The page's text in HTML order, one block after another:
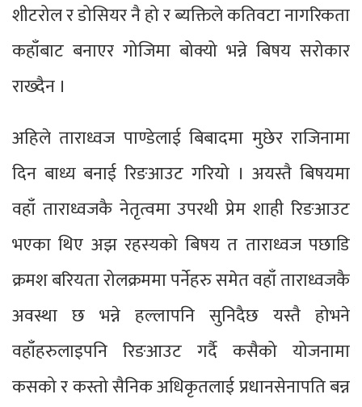
शीटरोल र डोसियर नै हो र ब्यक्तिले कतिवटा नागरिकता
कहाँबाट बनाएर गोजिमा बोक्यो भन्ने बिषय सरोकार
राख्दैन ।
अहिले ताराध्वज पाण्डेलाई बिबादमा मुछेर राजिनामा
दिन बाध्य बनाई रिङआउट गरियो । अयस्तै बिषयमा
वहाँ ताराध्वजकै नेतृत्वमा उपरथी प्रेम शाही रिङआउट
भएका थिए अझ रहस्यको बिषय त ताराध्वज पछाडि
क्रमश बरियता रोलक्रममा पर्नेहरु समेत वहाँ ताराध्वजकै
अवस्था छ भन्ने हल्लापनि सुनिदैछ यस्तै होभने
वहाँहरुलाइपनि रिङआउट गर्दै कसैको योजनामा
कसको र कस्तो सैनिक अधिकृतलाई प्रधानसेनापति बन्न